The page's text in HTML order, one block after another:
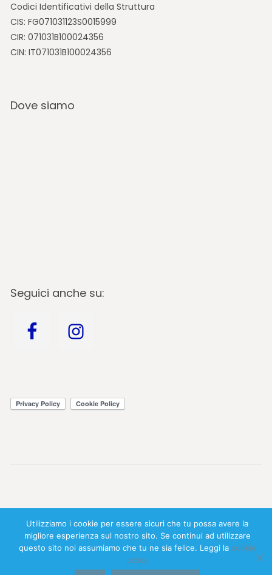
Codici Identificativi della Struttura
CIS: FG071031123S0015999
CIR: 071031B100024356
CIN: IT071031B100024356
Dove siamo
Seguici anche su:
Realizzato daSmart Lab ADV
Utilizziamo i cookie per essere sicuri che tu possa avere la
migliore esperienza sul nostro sito. Se continui ad utilizzare
questo sito noi assumiamo che tu ne sia felice. Leggi la cookie
policy